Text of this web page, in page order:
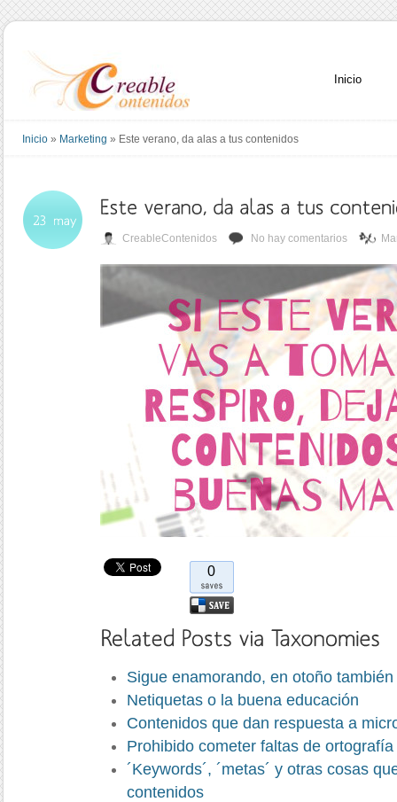
Inicio
Inicio » Marketing » Este verano, da alas a tus contenidos
CreableContenidos No hay comentarios
0
Sigue enamorando, en otoño
Netiquetas o la buena educación
Contenidos que dan respuesta a
Prohibido cometer faltas de
´Keywords´, ´metas´ y otras cosas
contenidos